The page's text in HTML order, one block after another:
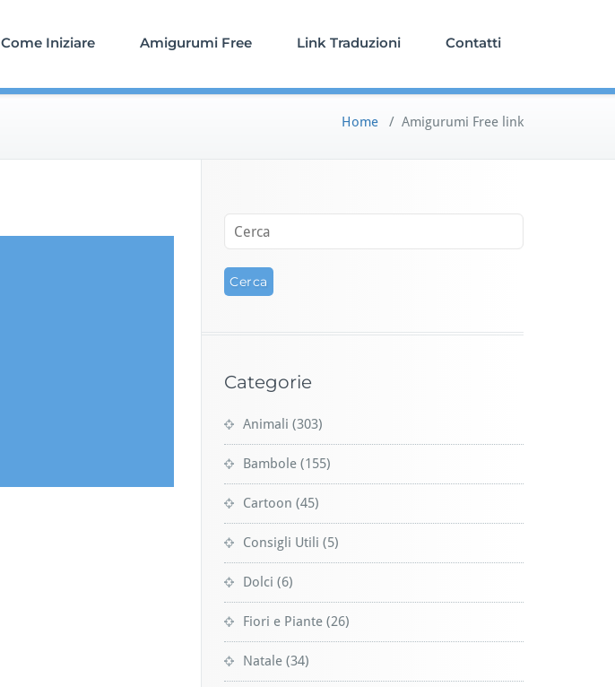
Come Iniziare Amigurumi Free Link Traduzioni Contatti
Home / Amigurumi Free link
Categorie
Animali (303)
Bambole (155)
Cartoon (45)
Consigli Utili (5)
Dolci (6)
Fiori e Piante (26)
Natale (34)